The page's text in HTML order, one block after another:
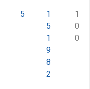
1
0
0
1
5
1
9
8
2
5